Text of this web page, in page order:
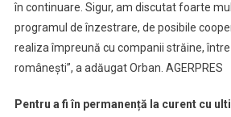
în continuare. Sigur, am discutat foarte
programul de înzestrare, de posibile
realiza împreună cu companii străine,
româneşti”, a adăugat Orban. AGERPRES
Pentru a fi în permanență la curent cu